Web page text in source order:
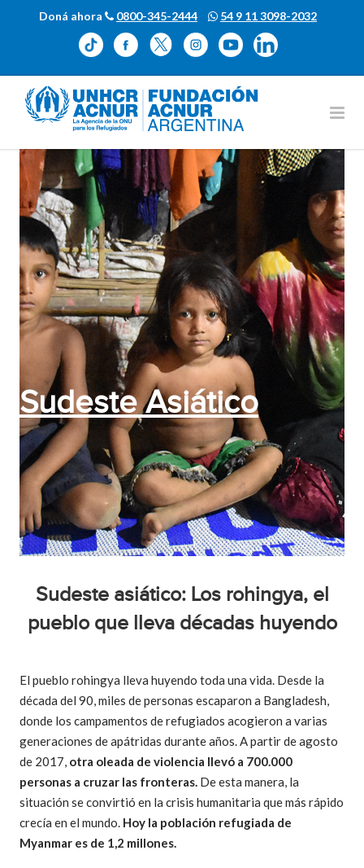
Doná ahora 0800-345-2444 54 9 11 3098-2032
Sudeste Asiático
Sudeste asiático: Los rohingya, el
pueblo que lleva décadas huyendo
El pueblo rohingya lleva huyendo toda una vida. Desde la
década del 90, miles de personas escaparon a Bangladesh,
donde los campamentos de refugiados acogieron a varias
generaciones de apátridas durante años. A partir de agosto
de 2017, otra oleada de violencia llevó a 700.000
personas a cruzar las fronteras. De esta manera, la
situación se convirtió en la crisis humanitaria que más rápido
crecía en el mundo. Hoy la población refugiada de
Myanmar es de 1,2 millones.